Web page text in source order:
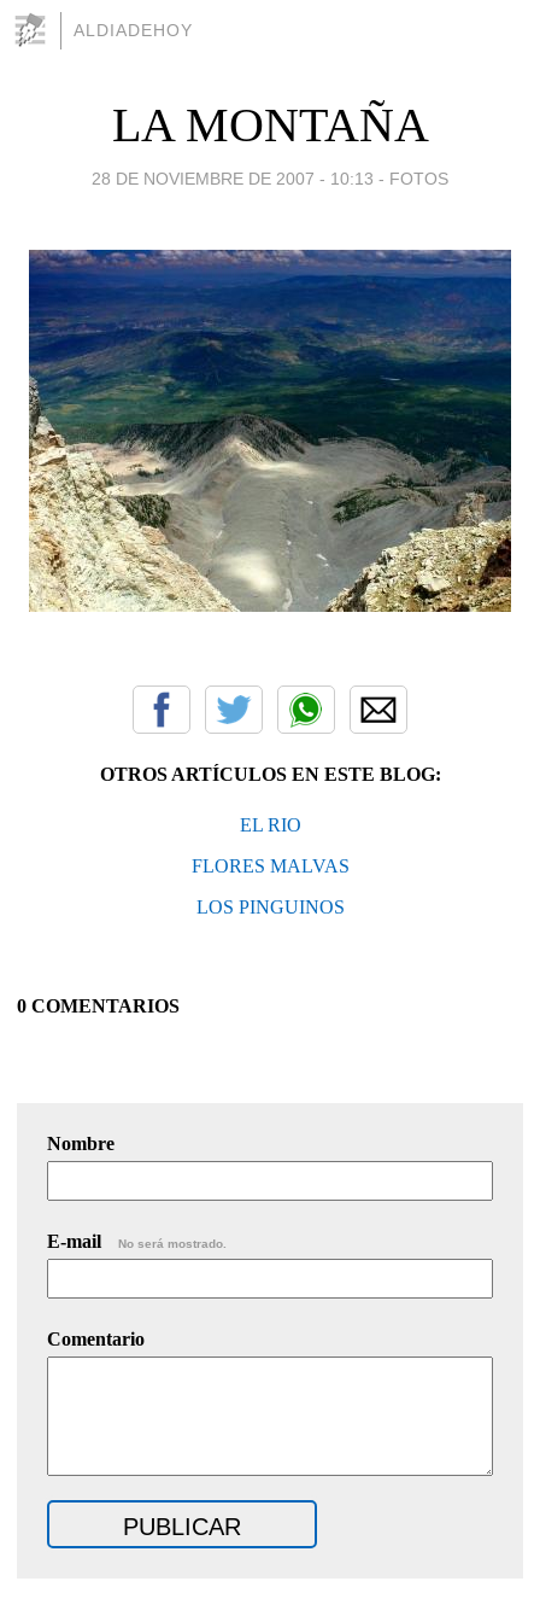
ALDIADEHOY
LA MONTAÑA
28 DE NOVIEMBRE DE 2007 - 10:13 - FOTOS
OTROS ARTÍCULOS EN ESTE BLOG:
EL RIO
FLORES MALVAS
LOS PINGUINOS
0 COMENTARIOS
Nombre
E-mail No será mostrado.
Comentario